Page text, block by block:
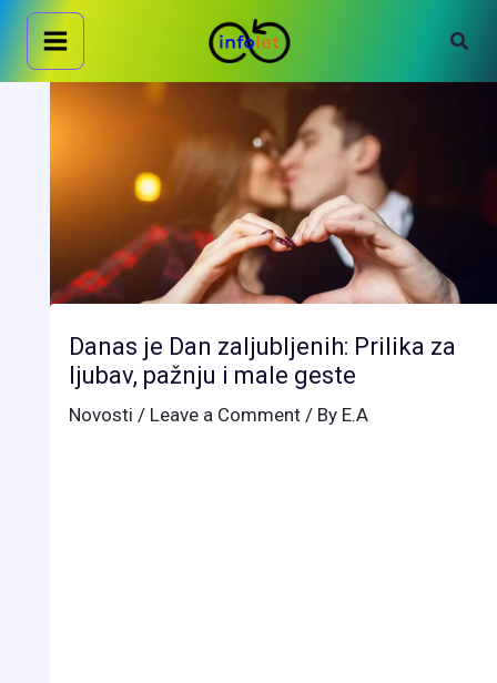
Skip
content
Danas je Dan zaljubljenih: Prilika za
ljubav, pažnju i male geste
Novosti / Leave a Comment / By E.A